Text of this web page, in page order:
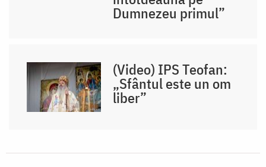
Dumnezeu primul”
(Video) IPS Teofan:
„Sfântul este un om
liber”